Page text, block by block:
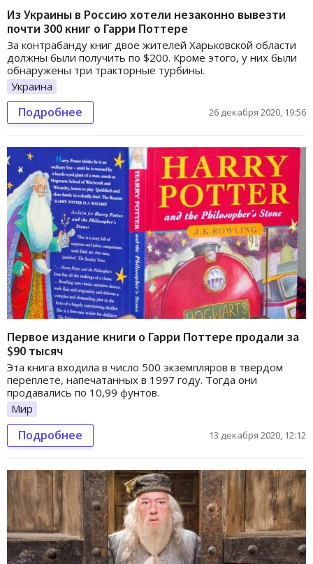
Из Украины в Россию хотели незаконно вывезти
почти 300 книг о Гарри Поттере
За контрабанду книг двое жителей Харьковской области
должны были получить по $200. Кроме этого, у них были
обнаружены три тракторные турбины.
Украина
Подробнее 26 декабря 2020, 19:56
Первое издание книги о Гарри Поттере продали за
$90 тысяч
Эта книга входила в число 500 экземпляров в твердом
переплете, напечатанных в 1997 году. Тогда они
продавались по 10,99 фунтов.
Мир
Подробнее 13 декабря 2020, 12:12